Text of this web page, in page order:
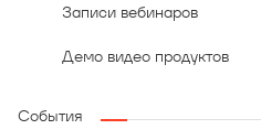
Записи вебинаров
Демо видео продуктов
События